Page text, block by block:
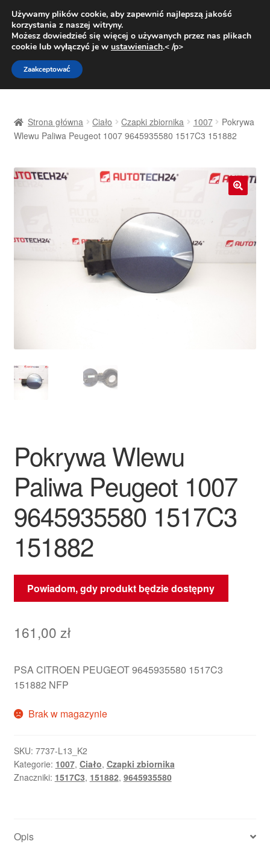
DOSTAWA od 31 zł
Pn.-pt. 9:00-16:00800 003 167
Przejdź
do
nawigacji
Przejdź
do
treści
Dostawa
O nas
Skarga
Zamówienia
Zasady i warunki
Strona główna Ciało Czapki zbiornika 1007
Pokrywa
Wlewu Paliwa Peugeot 1007 9645935580 1517C3 151882
Pokrywa Wlewu
Paliwa Peugeot 1007
9645935580 1517C3
151882
Powiadom, gdy produkt będzie dostępny
161,00 zł
PSA CITROEN PEUGEOT 9645935580 1517C3
151882 NFP
Brak w magazynie
SKU: 7737-L13_K2
Kategorie: 1007, Ciało, Czapki zbiornika
Znaczniki: 1517C3, 151882, 9645935580
Opis
Używamy plików cookie, aby zapewnić najlepszą jakość
korzystania z naszej witryny.
Możesz dowiedzieć się więcej o używanych przez nas plikach
cookie lub wyłączyć je w ustawieniach.< /p>
Zaakceptować